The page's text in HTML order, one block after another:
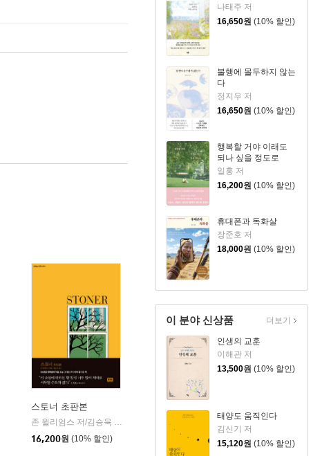
나태주 저
16,650원 (10% 할인)
불행에 몰두하지 않는
다
정지우 저
16,650원 (10% 할인)
행복할 거야 이래도
되나 싶을 정도로
일홍 저
16,200원 (10% 할인)
휴대폰과 독화살
장준호 저
18,000원 (10% 할인)
이 분야 신상품
인생의 교훈
이해관 저
13,500원 (10% 할인)
태양도 움직인다
김신기 저
15,120원 (10% 할인)
더보기
스토너 초판본
존 윌리엄스 저/김승욱 역
알에이치코리아(RHK)
16,200원 (10% 할인)